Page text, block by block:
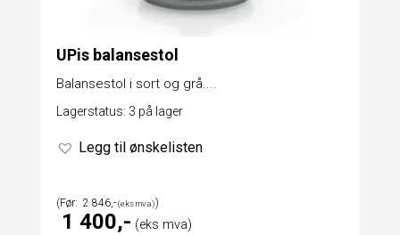
UPis balansestol
Balansestol i sort og grå....
Lagerstatus: 3 på lager
Legg til ønskelisten
2 846
1 400